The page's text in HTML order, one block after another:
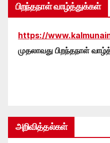
பிறந்தநாள் வாழ்த்துக்கள்
https://
முதலாவது பிறந்தநாள்
அறிவித்தல்கள்